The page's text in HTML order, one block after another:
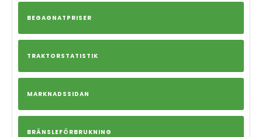
BEGAGNATPRISER
TRAKTORSTATISTIK
MARKNADSSIDAN
BRÄNSLEFÖRBRUKNING